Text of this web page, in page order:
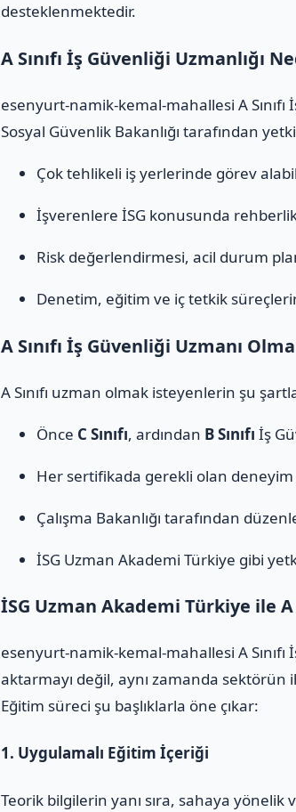
desteklenmektedir.
A Sınıfı İş Güvenliği Uzmanlığı
esenyurt-namik-kemal-mahallesi A Sınıfı
Sosyal Güvenlik Bakanlığı tarafından
Çok tehlikeli iş yerlerinde görev
İşverenlere İSG konusunda
Risk değerlendirmesi, acil durum
Denetim, eğitim ve iç tetkik
A Sınıfı İş Güvenliği Uzmanı
A Sınıfı uzman olmak isteyenlerin şu
Önce C Sınıfı, ardından B Sınıfı İş
Her sertifikada gerekli olan deneyim
Çalışma Bakanlığı tarafından
İSG Uzman Akademi Türkiye gibi
İSG Uzman Akademi Türkiye ile A
esenyurt-namik-kemal-mahallesi A
aktarmayı değil, aynı zamanda sektörün
Eğitim süreci şu başlıklarla öne çıkar:
1. Uygulamalı Eğitim İçeriği
Teorik bilgilerin yanı sıra, sahaya